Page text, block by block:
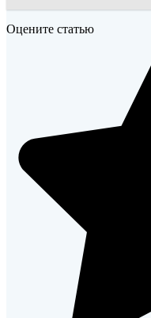
Оцените статью